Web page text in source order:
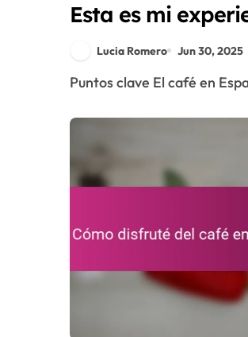
Esta es mi
Lucia Romero Jun 30, 2025
Puntos clave El café en